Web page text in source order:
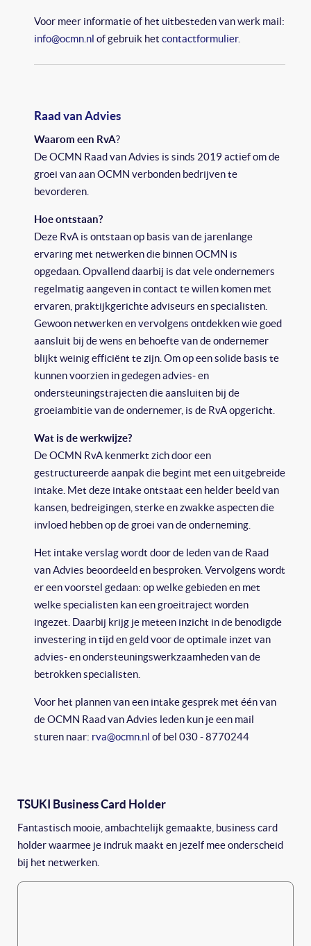
Voor meer informatie of het uitbesteden van werk mail:
info@ocmn.nl of gebruik het contactformulier.
Raad van Advies
Waarom een RvA?
De OCMN Raad van Advies is sinds 2019 actief om de
groei van aan OCMN verbonden bedrijven te
bevorderen.
Hoe ontstaan?
Deze RvA is ontstaan op basis van de jarenlange
ervaring met netwerken die binnen OCMN is
opgedaan. Opvallend daarbij is dat vele ondernemers
regelmatig aangeven in contact te willen komen met
ervaren, praktijkgerichte adviseurs en specialisten.
Gewoon netwerken en vervolgens ontdekken wie goed
aansluit bij de wens en behoefte van de ondernemer
blijkt weinig efficiënt te zijn. Om op een solide basis te
kunnen voorzien in gedegen advies- en
ondersteuningstrajecten die aansluiten bij de
groeiambitie van de ondernemer, is de RvA opgericht.
Wat is de werkwijze?
De OCMN RvA kenmerkt zich door een
gestructureerde aanpak die begint met een uitgebreide
intake. Met deze intake ontstaat een helder beeld van
kansen, bedreigingen, sterke en zwakke aspecten die
invloed hebben op de groei van de onderneming.
Het intake verslag wordt door de leden van de Raad
van Advies beoordeeld en besproken. Vervolgens wordt
er een voorstel gedaan: op welke gebieden en met
welke specialisten kan een groeitraject worden
ingezet. Daarbij krijg je meteen inzicht in de benodigde
investering in tijd en geld voor de optimale inzet van
advies- en ondersteuningswerkzaamheden van de
betrokken specialisten.
Voor het plannen van een intake gesprek met één van
de OCMN Raad van Advies leden kun je een mail
sturen naar: rva@ocmn.nl of bel 030 - 8770244
TSUKI Business Card Holder
Fantastisch mooie, ambachtelijk gemaakte, business card
holder waarmee je indruk maakt en jezelf mee onderscheid
bij het netwerken.